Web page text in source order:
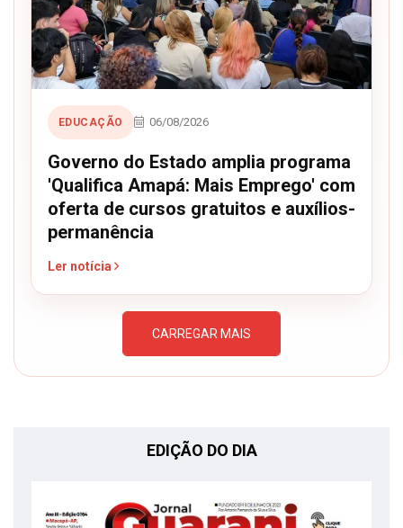
EDUCAÇÃO 06/08/2026
Governo do Estado amplia programa
'Qualifica Amapá: Mais Emprego' com
oferta de cursos gratuitos e auxílios-
permanência
Ler notícia
CARREGAR MAIS
EDIÇÃO DO DIA